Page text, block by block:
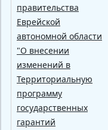
правительства
Еврейской
автономной области
"О внесении
изменений в
Территориальную
программу
государственных
гарантий